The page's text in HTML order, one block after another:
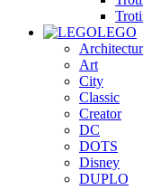
LEGO
Art
City
Classic
Creator
DC
DOTS
Disney
DUPLO